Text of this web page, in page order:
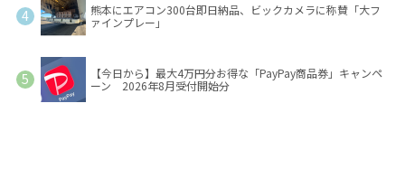
熊本にエアコン300台即日納品、ビックカメラに称賛「大フ
ァインプレー」
【今日から】最大4万円分お得な「PayPay商品券」キャンペ
ーン 2026年8月受付開始分